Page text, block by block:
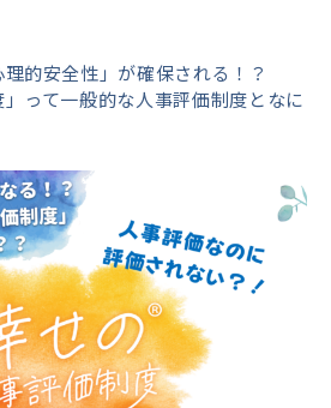
的安全性」が確保される！？
」って一般的な人事評価制度となに